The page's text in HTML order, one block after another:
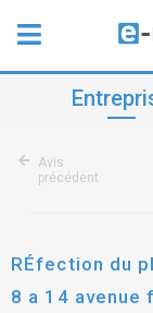
Avis
précédent
RÉfection du
8 a 14